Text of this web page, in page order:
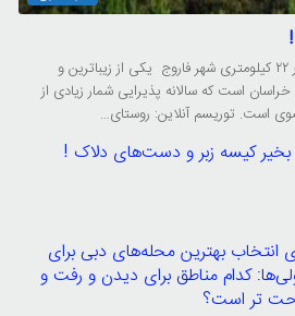
روستای زیبای گردشگری استاد در ۲۲ کیلومتری شهر فاروج یکی از زیباترین و
است که سالانه پذیرایی شمار زیادی از
است. توریسم آنلاین: روستای…
کیسه‌ زبر و دست‌های دلاک !
انتخاب بهترین محله‌های دبی برای
کدام مناطق برای دیدن و رفت و
تر است؟